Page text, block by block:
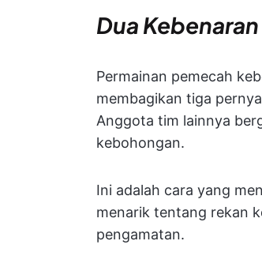
Dua
Permainan pemecah
membagikan tiga
Anggota tim lainnya
kebohongan.
Ini adalah cara yang
menarik tentang rekan
pengamatan.